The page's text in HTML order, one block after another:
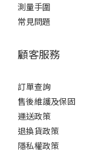
測量手圍
常見問題
顧客服務
訂單查詢
售後維護及保固
運送政策
退換貨政策
隱私權政策